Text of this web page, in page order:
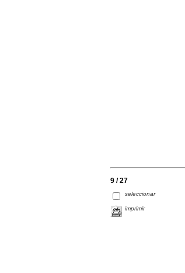
9 / 27
seleccionar
imprimir